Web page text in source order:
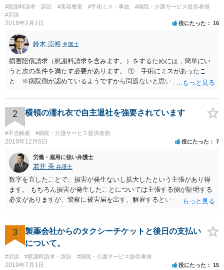
#慰謝料請求・訴訟 #美容整形 #手術ミス・事故
#病院・介護サービス提供者側
#示談
2018年2月1日 役にたった 16
鈴木 崇裕 弁護士
損害賠償請求（慰謝料請求を含みます。）をするためには，簡単にい
うと次の条件を満たす必要があります。 ① 手術にミスがあったこ
と ※病院側が認めているようですから問題ないと思います。 ② 手
術のミスの「せいで」マスクが外せなくなったこと ④ 仕事を休まな
ければならなくなった「せいで」休業損害が発生したこと ⑤ マスク
を外せなくなった「せいで」経済的に評価できる精神的な損害が発生
したこと 「せいで」と強調した点が，内藤先生のご指摘なさる「相当
因果関係」です。 手術のミスと関係のないことまでは責任追及ができ
ないということです。 手術のミスの結果，手術前と比べて見た目が著
しく悪くなってしまったとか， 手術のミスの結果，入院期間が延びて
しまったとかいう事情があれば， 追加請求が可能な余地があります。
ただし，手術代の返金に応じた際に「これ以上金銭の請求はしませ
ん」という趣旨の合意をしてしまっていると， 上記の請求は，基本的
には困難となります。
2 横領の濡れ衣で自主退社を強要されています
#不当解雇 #病院・介護サービス提供者側
2019年12月6日 役にたった 7
労働・雇用に強い弁護士
若井 亮 弁護士
数字を直したことで、損害が発生ないし拡大したという主張があり得
ます。 もちろん損害が発生したことについては主張する側が証明する
必要がありますが、警察に被害届を出す、解雇するといった揺さぶり
とで、損害の証明なくとも解決金という形で支払に応じてしまうケー
スがあるのでご注意ください。
3
製薬会社からのタクシーチケットと後日の支払い
について。
#示談 #慰謝料請求・訴訟 #病院・介護サービス提供者側
2019年7月1日 役にたった 15